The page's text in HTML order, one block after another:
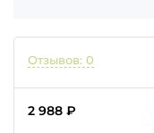
Отзывов: 0
2 988 ₽